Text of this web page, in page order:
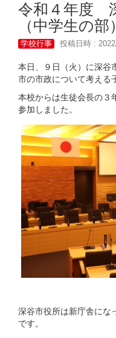
令和４年度
（中学生の部）
学校行事 投稿日時 :
本日、９日（火）に深谷
市の市政について考える
本校からは生徒会長の３
参加しました。
深谷市役所は新庁舎にな
です。